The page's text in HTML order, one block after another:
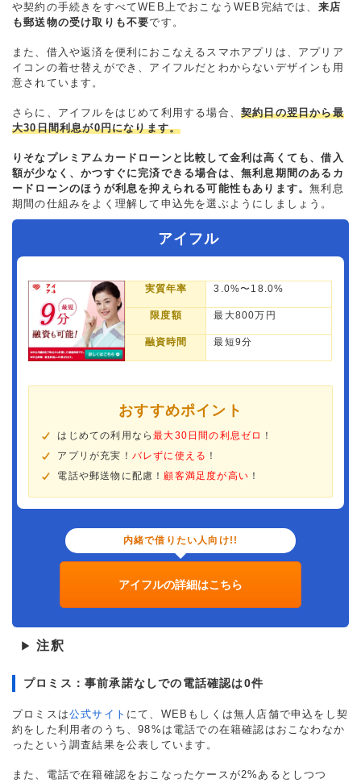
や契約の手続きをすべてWEB上でおこなうWEB完結では、 来店
も郵送物の受け取りも不要です。
また、借入や返済を便利におこなえるスマホアプリは、アプリア
イコンの着せ替えができ、アイフルだとわからないデザインも用
意されています。
さらに、アイフルをはじめて利用する場合、 契約日の翌日から最
大30日間利息が0円になります。
りそなプレミアムカードローンと比較して金利は高くても、借入
額が少なく、かつすぐに完済できる場合は、無利息期間のあるカ
ードローンのほうが利息を抑えられる可能性もあります。無利息
期間の仕組みをよく理解して申込先を選ぶようにしましょう。
アイフル
実質年率 3.0%〜18.0%
限度額 最大800万円
融資時間 最短9分
おすすめポイント
はじめての利用なら最大30日間の利息ゼロ ！
アプリが充実！ バレずに使える ！
電話や郵送物に配慮！顧客満足度が高い ！
内緒で借りたい人向け!!
アイフルの詳細はこちら
▶ 注釈
プロミス：事前承諾なしでの電話確認は0件
プロミスは公式サイト にて、WEBもしくは無人店舗で申込をし契
約をした利用者のうち、98%は電話での在籍確認はおこなわなか
ったという調査結果を公表しています。
また、電話で在籍確認をおこなったケースが2%あるとしつつ